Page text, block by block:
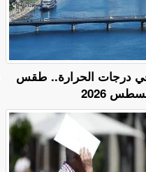
في درجات الحرارة.. طقس